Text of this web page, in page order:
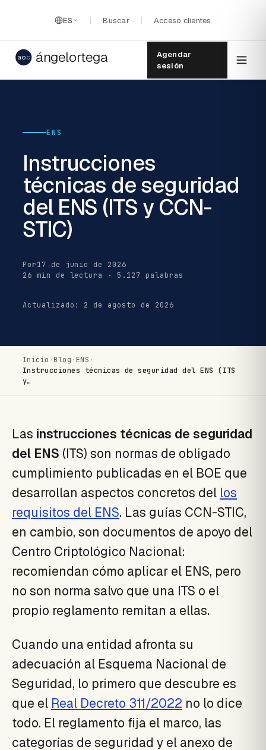
ES Buscar Acceso clientes
aoc ángelortega
Agendar
sesión
ENS
Instrucciones
técnicas de seguridad
del ENS (ITS y CCN-
STIC)
Por17 de junio de 2026
26 min de lectura · 5.127 palabras
Actualizado: 2 de agosto de 2026
Inicio ·Blog · ENS ·
Instrucciones técnicas de seguridad del ENS (ITS
y…
Las instrucciones técnicas de seguridad
del ENS (ITS) son normas de obligado
cumplimiento publicadas en el BOE que
desarrollan aspectos concretos del los
requisitos del ENS. Las guías CCN-STIC,
en cambio, son documentos de apoyo del
Centro Criptológico Nacional:
recomiendan cómo aplicar el ENS, pero
no son norma salvo que una ITS o el
propio reglamento remitan a ellas.
Cuando una entidad afronta su
adecuación al Esquema Nacional de
Seguridad, lo primero que descubre es
que el Real Decreto 311/2022 no lo dice
todo. El reglamento fija el marco, las
categorías de seguridad y el anexo de